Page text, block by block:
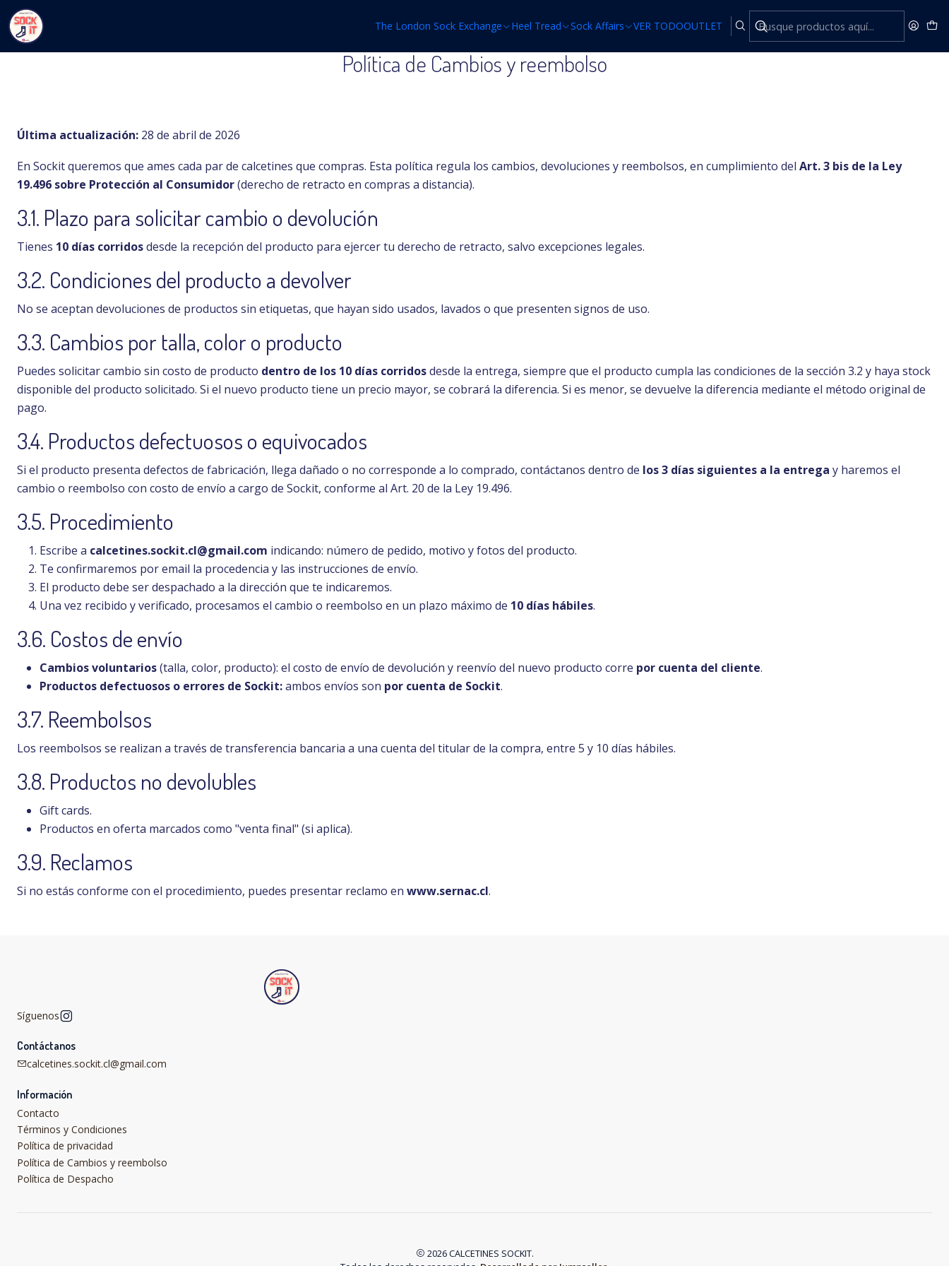
The London Sock Exchange Heel Tread Sock Affairs VER TODOOUTLET
Política de Cambios y reembolso
Última actualización: 28 de abril de 2026
En Sockit queremos que ames cada par de calcetines que compras. Esta política regula los cambios, devoluciones y reembolsos, en cumplimiento del Art. 3 bis de la Ley
19.496 sobre Protección al Consumidor(derecho de retracto en compras a distancia).
3.1. Plazo para solicitar cambio o devolución
Tienes 10 días corridosdesde la recepción del producto para ejercer tu derecho de retracto, salvo excepciones legales.
3.2. Condiciones del producto a devolver
No se aceptan devoluciones de productos sin etiquetas, que hayan sido usados, lavados o que presenten signos de uso.
3.3. Cambios por talla, color o producto
Puedes solicitar cambio sin costo de producto dentro de los 10 días corridosdesde la entrega, siempre que el producto cumpla las condiciones de la sección 3.2 y haya stock
disponible del producto solicitado. Si el nuevo producto tiene un precio mayor, se cobrará la diferencia. Si es menor, se devuelve la diferencia mediante el método original de
pago.
3.4. Productos defectuosos o equivocados
Si el producto presenta defectos de fabricación, llega dañado o no corresponde a lo comprado, contáctanos dentro de los 3 días siguientes a la entrega y haremos el
cambio o reembolso con costo de envío a cargo de Sockit, conforme al Art. 20 de la Ley 19.496.
3.5. Procedimiento
Escribe a calcetines.sockit.cl@gmail.com indicando: número de pedido, motivo y fotos del producto.
Te confirmaremos por email la procedencia y las instrucciones de envío.
El producto debe ser despachado a la dirección que te indicaremos.
Una vez recibido y verificado, procesamos el cambio o reembolso en un plazo máximo de 10 días hábiles.
3.6. Costos de envío
Cambios voluntarios(talla, color, producto): el costo de envío de devolución y reenvío del nuevo producto corre por cuenta del cliente.
Productos defectuosos o errores de Sockit:ambos envíos son por cuenta de Sockit.
3.7. Reembolsos
Los reembolsos se realizan a través de transferencia bancaria a una cuenta del titular de la compra, entre 5 y 10 días hábiles.
3.8. Productos no devolubles
Gift cards.
Productos en oferta marcados como "venta final" (si aplica).
3.9. Reclamos
Si no estás conforme con el procedimiento, puedes presentar reclamo en www.sernac.cl.
Síguenos
Contáctanos
calcetines.sockit.cl@gmail.com
Información
Contacto
Términos y Condiciones
Política de privacidad
Política de Cambios y reembolso
Política de Despacho
2026 CALCETINES SOCKIT.